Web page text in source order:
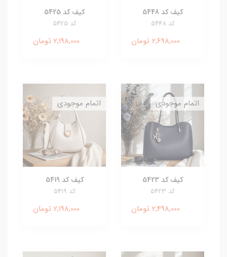
کیف کد 5448
کد 5448
2,698,000 تومان
کیف کد 5425
کد 5425
2,198,000 تومان
کیف کد 5423
کد 5423
2,498,000 تومان
اتمام موجودی
کیف کد 5419
کد 5419
2,198,000 تومان
اتمام موجودی